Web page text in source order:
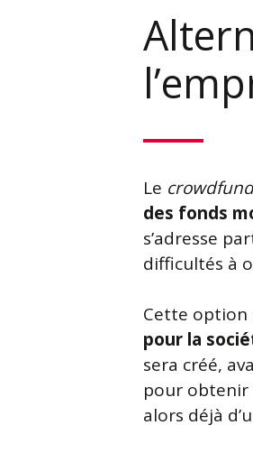
Le
des fonds
s’adresse
difficultés à
Cette option
pour la
sera créé,
pour obtenir
alors déjà